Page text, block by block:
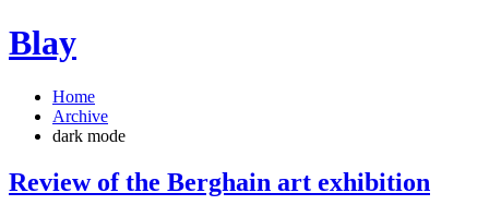
Blay
Home
Archive
dark mode
Review of the Berghain art exhibition